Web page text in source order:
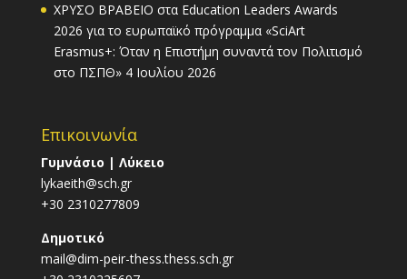
ΧΡΥΣΟ ΒΡΑΒΕΙΟ στα Education Leaders Awards
2026 για το ευρωπαϊκό πρόγραμμα «SciArt
Erasmus+: Όταν η Επιστήμη συναντά τον Πολιτισμό
στο ΠΣΠΘ» 4 Ιουλίου 2026
Επικοινωνία
Γυμνάσιο | Λύκειο
lykaeith@sch.gr
+30 2310277809
Δημοτικό
mail@dim-peir-thess.thess.sch.gr